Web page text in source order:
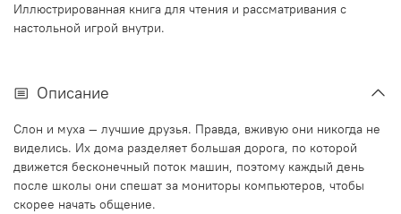
Иллюстрированная книга для чтения и рассматривания с
настольной игрой внутри.
Описание
Слон и муха — лучшие друзья. Правда, вживую они никогда не
виделись. Их дома разделяет большая дорога, по которой
движется бесконечный поток машин, поэтому каждый день
после школы они спешат за мониторы компьютеров, чтобы
скорее начать общение.